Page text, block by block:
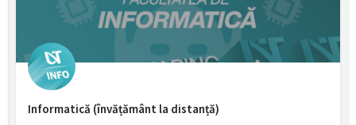
Informatică (învățământ la distanță)